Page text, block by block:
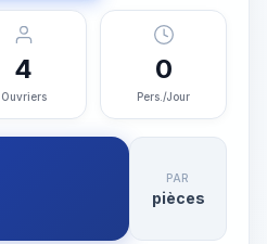
4
Ouvriers
0
Pers./Jour
PAR
pièces